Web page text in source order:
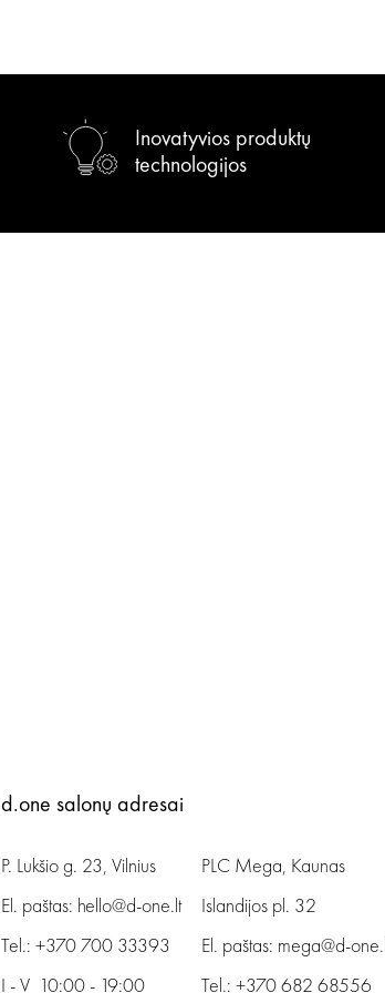
Inovatyvios produktų
technologijos
d.one salonų adresai
P. Lukšio g. 23, Vilnius
El. paštas: hello@d-one.lt
Tel.:+370 700 33393
I - V 10:00 - 19:00
PLC Mega, Kaunas
Islandijos pl. 32
El. paštas: mega@d-
Tel.:+370 682 68556